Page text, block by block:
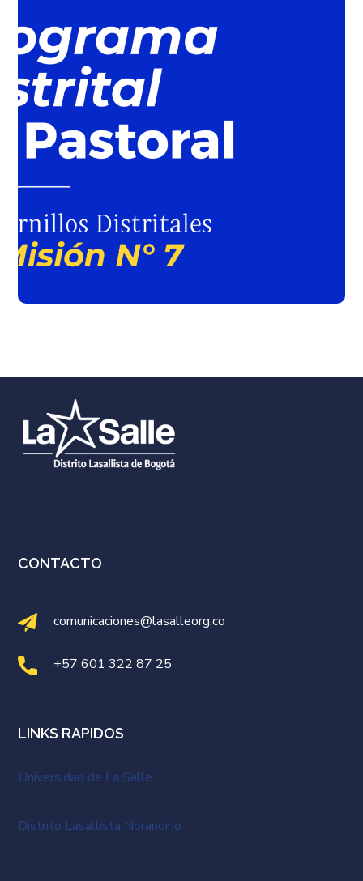
CONTACTO
comunicaciones@lasalleorg.co
+57 601 322 87 25
LINKS RAPIDOS
Universidad de La Salle
Distrito Lasallista Norandino